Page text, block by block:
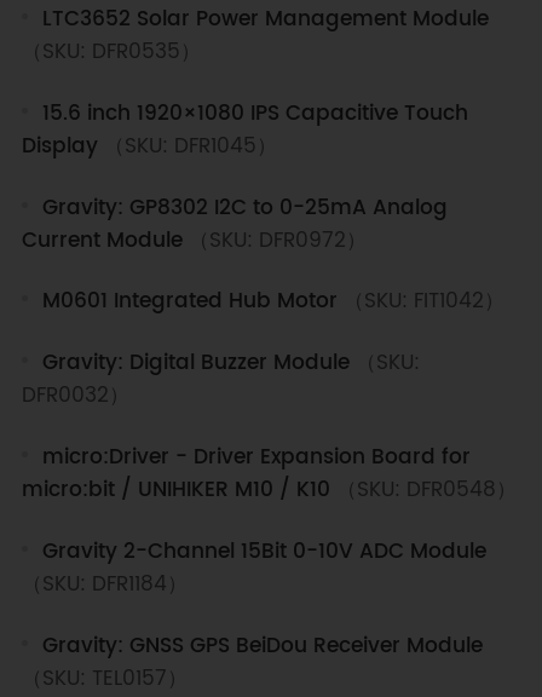
LTC3652 Solar Power Management Module
（SKU: DFR0535）
15.6 inch 1920×1080 IPS Capacitive Touch
Display
（SKU: DFR1045）
Gravity: GP8302 I2C to 0-25mA Analog
Current Module （SKU: DFR0972）
M0601 Integrated Hub Motor
（SKU: FIT1042）
Gravity: Digital Buzzer Module （SKU:
DFR0032）
micro:Driver - Driver Expansion Board for
micro:bit / UNIHIKER M10 / K10
（SKU: DFR0548）
Gravity 2-Channel 15Bit 0-10V ADC Module
（SKU: DFR1184）
Gravity: GNSS GPS BeiDou Receiver Module
（SKU: TEL0157）